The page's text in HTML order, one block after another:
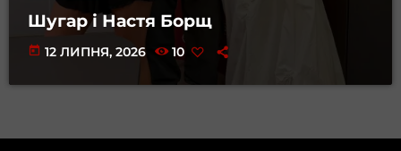
Шугар і Настя Борщ
today 12 ЛИПНЯ, 2026 10